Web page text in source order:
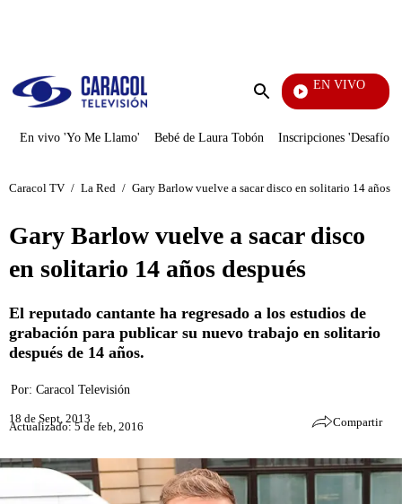
Enviar
EN VIVO
Doble Vía
En vivo 'Yo Me Llamo' Bebé de Laura Tobón Inscripciones 'Desafío'
Caracol TV / La Red / Gary Barlow vuelve a sacar disco en solitario 14 años
Gary Barlow vuelve a sacar disco
en solitario 14 años después
El reputado cantante ha regresado a los estudios de
grabación para publicar su nuevo trabajo en solitario
después de 14 años.
Por: Caracol Televisión
18 de Sept, 2013
Actualizado: 5 de feb, 2016 Compartir